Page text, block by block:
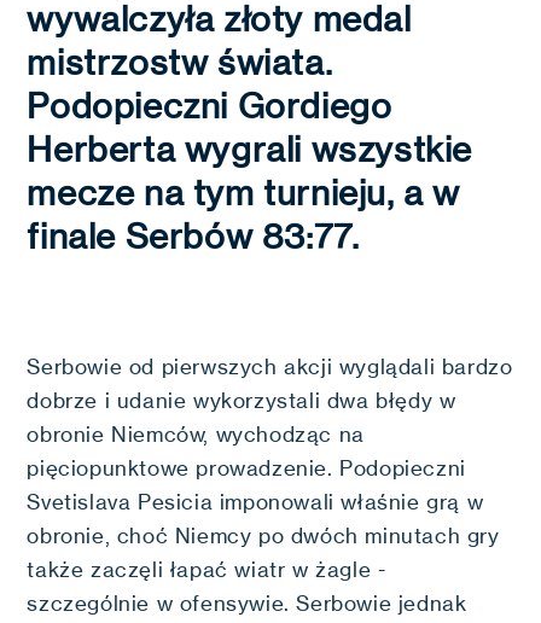
wywalczyła złoty medal
mistrzostw świata.
Podopieczni Gordiego
Herberta wygrali wszystkie
mecze na tym turnieju, a w
finale Serbów 83:77.
Serbowie od pierwszych akcji wyglądali bardzo
dobrze i udanie wykorzystali dwa błędy w
obronie Niemców, wychodząc na
pięciopunktowe prowadzenie. Podopieczni
Svetislava Pesicia imponowali właśnie grą w
obronie, choć Niemcy po dwóch minutach gry
także zaczęli łapać wiatr w żagle -
szczególnie w ofensywie. Serbowie jednak